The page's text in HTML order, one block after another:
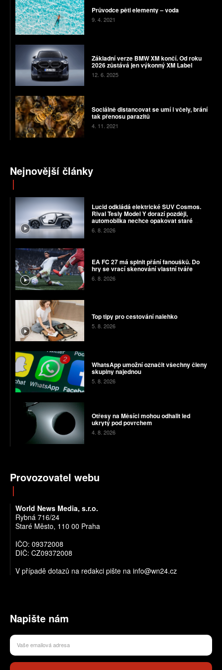
Průvodce pěti elementy – voda
9. 4. 2021
Základní verze BMW XM končí. Od roku
2026 zůstává jen výkonný XM Label
12. 6. 2025
Sociálně distancovat se umí i včely, brání
tak přenosu parazitů
4. 11. 2021
Nejnovější články
Lucid odkládá elektrické SUV Cosmos.
Rival Tesly Model Y dorazí později,
automobilka nechce opakovat staré
chyby
6. 8. 2026
EA FC 27 má splnit přání fanoušků. Do
hry se vrací skenování vlastní tváře
6. 8. 2026
Top tipy pro cestování nalehko
5. 8. 2026
WhatsApp umožní označit všechny členy
skupiny najednou
5. 8. 2026
Otřesy na Měsíci mohou odhalit led
ukrytý pod povrchem
4. 8. 2026
Provozovatel webu
World News Media, s.r.o.
Rybná 716/24
Staré Město, 110 00 Praha
IČO: 09372008
DIČ: CZ09372008
V případě dotazů na redakci pište na info@wn24.cz
Napište nám